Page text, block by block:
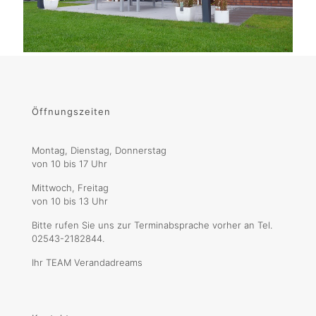
Öffnungszeiten
Montag, Dienstag, Donnerstag
von 10 bis 17 Uhr
Mittwoch, Freitag
von 10 bis 13 Uhr
Bitte rufen Sie uns zur Terminabsprache vorher an Tel.
02543-2182844.
Ihr TEAM Verandadreams